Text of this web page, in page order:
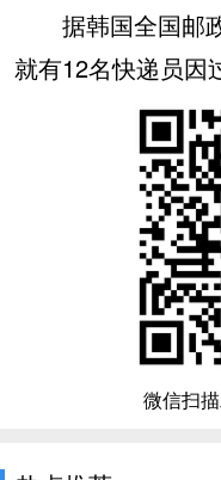
据韩国全国邮政
就有12名快递员因
微信扫